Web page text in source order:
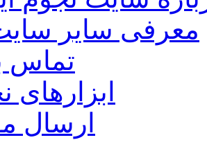
معرفی سایر
تماس
ابزارهای
ارسال